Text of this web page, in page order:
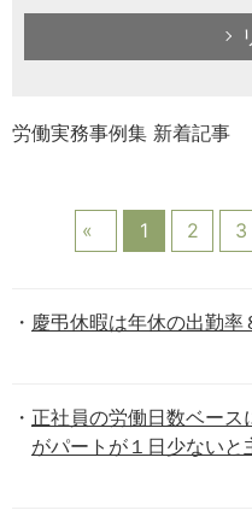
労働実務事例集 新着記事
1
2 3
慶弔休暇は年休の出勤率
正社員の労働日数ベー
がパートが１日少ない